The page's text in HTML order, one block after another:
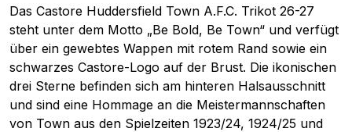
Das Castore Huddersfield Town A.F.C. Trikot 26-27
steht unter dem Motto „Be Bold, Be Town“ und verfügt
über ein gewebtes Wappen mit rotem Rand sowie ein
schwarzes Castore-Logo auf der Brust. Die ikonischen
drei Sterne befinden sich am hinteren Halsausschnitt
und sind eine Hommage an die Meistermannschaften
von Town aus den Spielzeiten 1923/24, 1924/25 und